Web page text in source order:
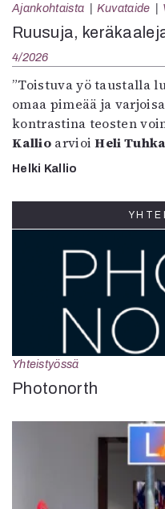
Ajankohtaista Kuvataide
Ruusuja,
4/2026
”Toistuva yö taustalla
omaa pimeää ja
kontrastina teosten
KallioarvioiHeli
Helki Kallio
Yhteistyössä
Photonorth